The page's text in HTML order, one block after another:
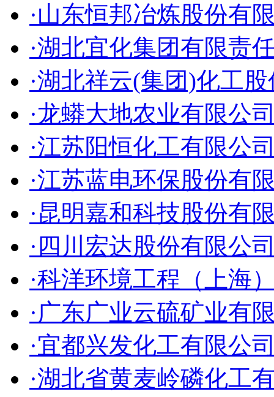
·山东恒邦冶炼股份有
·湖北宜化集团有限责
·湖北祥云(集团)化工
·龙蟒大地农业有限公
·江苏阳恒化工有限公
·江苏蓝电环保股份有
·昆明嘉和科技股份有
·四川宏达股份有限公
·科洋环境工程（上海
·广东广业云硫矿业有
·宜都兴发化工有限公
·湖北省黄麦岭磷化工